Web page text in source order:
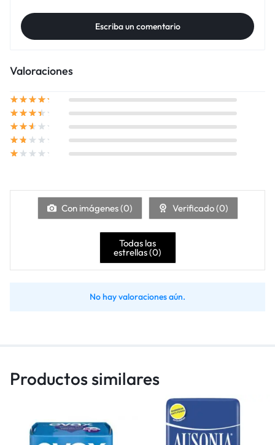
Escriba un comentario
Valoraciones
Con imágenes (0) Verificado (0)
Todas las
estrellas (0)
No hay valoraciones aún.
Productos similares